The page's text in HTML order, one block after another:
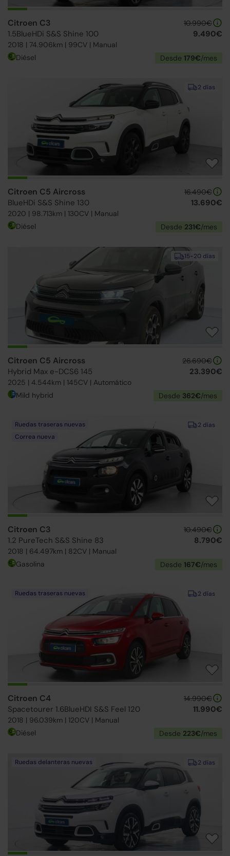
Citroen C3
1.5BlueHDi S&S Shine 100
2018 | 74.906km | 99CV | Manual
10.990€
9.490€
Diésel Desde 179€/mes
2 días
Citroen C5 Aircross
BlueHDi S&S Shine 130
2020 | 98.713km | 130CV | Manual
16.490€
13.690€
Diésel Desde 231€/mes
15-20 días
Citroen C5 Aircross
Hybrid Max e-DCS6 145
2025 | 4.544km | 145CV | Automático
26.690€
23.390€
Mild hybrid Desde 362€/mes
2 días
Ruedas traseras nuevas
Correa nueva
Citroen C3
1.2 PureTech S&S Shine 83
2018 | 64.497km | 82CV | Manual
10.490€
8.790€
Gasolina Desde 167€/mes
2 días
Ruedas traseras nuevas
Citroen C4
Spacetourer 1.6BlueHDI S&S Feel 120
2018 | 96.039km | 120CV | Manual
14.990€
11.990€
Diésel Desde 223€/mes
2 días
Ruedas delanteras nuevas